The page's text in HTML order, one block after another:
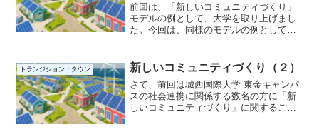
前回は、「新しいコミュニティづくり」
モデルの例として、大学を取り上げまし
た。今回は、同様のモデルの例として地
ン・タウン 九十九里町をイメージしたモ
デルの例ではありませんが...
トランジション・タウン 新しいコミュニティづくり（２）
さて、前回は城西国際大学 東金キャンパ
スの社会連携に関係する数名の方に「新
しいコミュニティづくり」に関するご提